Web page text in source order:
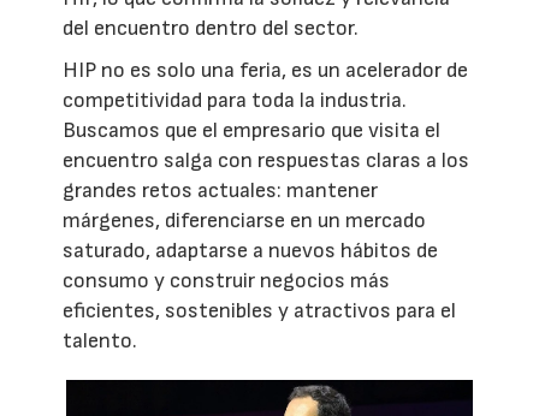
del encuentro dentro del sector.
HIP no es solo una feria, es un acelerador de
competitividad para toda la industria.
Buscamos que el empresario que visita el
encuentro salga con respuestas claras a los
grandes retos actuales: mantener
márgenes, diferenciarse en un mercado
saturado, adaptarse a nuevos hábitos de
consumo y construir negocios más
eficientes, sostenibles y atractivos para el
talento.